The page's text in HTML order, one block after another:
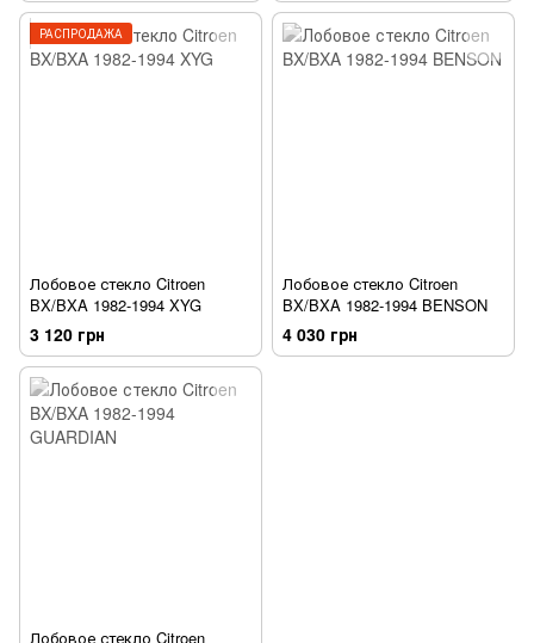
РАСПРОДАЖА
Лобовое стекло Citroen
BX/BXA 1982-1994 XYG
3 120 грн
Лобовое стекло Citroen
BX/BXA 1982-1994 BENSON
4 030 грн
Лобовое стекло Citroen